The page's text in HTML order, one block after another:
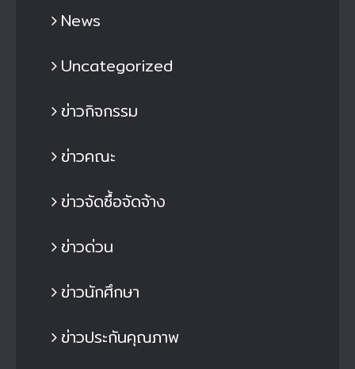
News
Uncategorized
ข่าวกิจกรรม
ข่าวคณะ
ข่าวจัดซื้อจัดจ้าง
ข่าวด่วน
ข่าวนักศึกษา
ข่าวประกันคุณภาพ